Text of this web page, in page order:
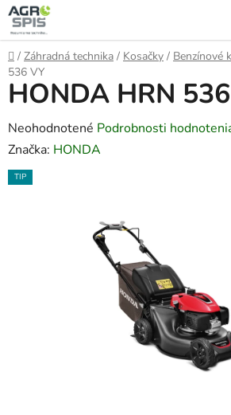
Prejsť
na
obsah
Domov
/ Záhradná technika / Kosačky / Benzínové
536 VY
HONDA HRN
Priemerné
hodnotenie
produktu
Neohodnotené Podrobnosti
Značka: HONDA
TIP